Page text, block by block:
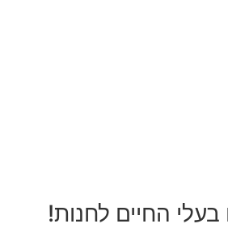
בעלי החיים לחנות!